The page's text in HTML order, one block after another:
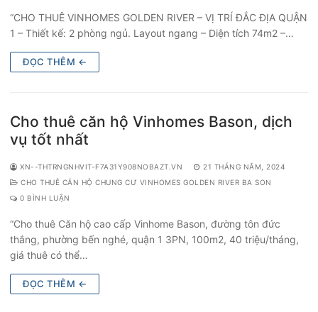
“CHO THUÊ VINHOMES GOLDEN RIVER – VỊ TRÍ ĐẮC ĐỊA QUẬN
1 – Thiết kế: 2 phòng ngủ. Layout ngang – Diện tích 74m2 –…
ĐỌC THÊM ←
Cho thuê căn hộ Vinhomes Bason, dịch
vụ tốt nhất
XN--THTRNGNHVIT-F7A31Y908NOBAZT.VN
21 THÁNG NĂM, 2024
CHO THUÊ CĂN HỘ CHUNG CƯ VINHOMES GOLDEN RIVER BA SON
0 BÌNH LUẬN
“Cho thuê Căn hộ cao cấp Vinhome Bason, đường tôn đức
thắng, phường bến nghé, quận 1 3PN, 100m2, 40 triệu/tháng,
giá thuê có thể…
ĐỌC THÊM ←